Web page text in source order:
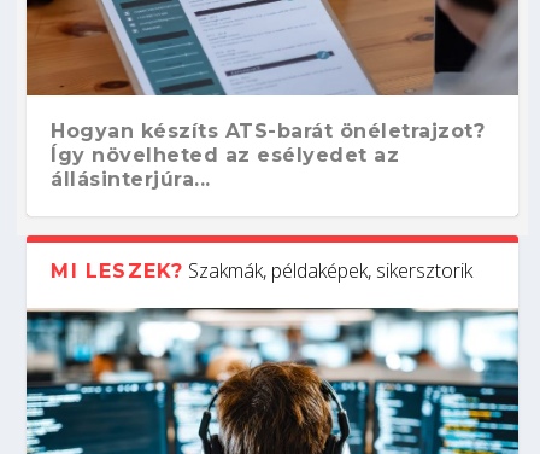
Hogyan készíts ATS-barát önéletrajzot?
Így növelheted az esélyedet az
állásinterjúra...
MI LESZEK? Szakmák, példaképek, sikersztorik